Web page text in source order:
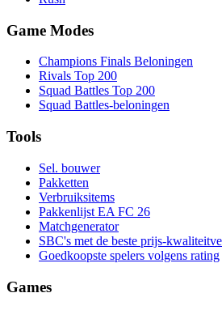
Game Modes
Champions Finals Beloningen
Rivals Top 200
Squad Battles Top 200
Squad Battles-beloningen
Tools
Sel. bouwer
Pakketten
Verbruiksitems
Pakkenlijst EA FC 26
Matchgenerator
SBC's met de beste prijs-
Goedkoopste spelers volgens rating
Games